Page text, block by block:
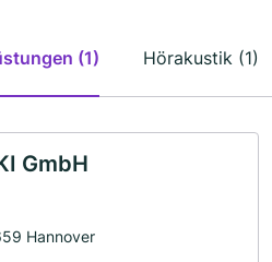
(1) Hörakustik (1)
GmbH
Hannover